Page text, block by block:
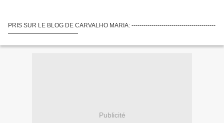
PRIS SUR LE BLOG DE CARVALHO MARIA: ------------------------------------------
-----------------------------------
Publicité